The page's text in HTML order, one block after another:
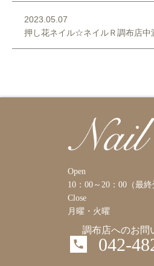
2023.05.07
押し花ネイル☆ネイルＲ調布店中
Open
10：00～20：00（最終
Close
月曜・火曜
調布店へのお問
042-